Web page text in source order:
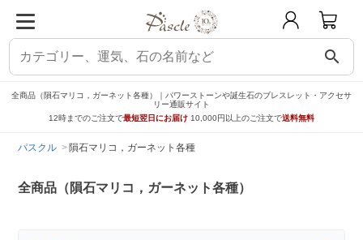
search
全商品（隕石マリコ，ガーネット各種）｜パワーストーンや誕生石のブレスレット・アクセサ
リー通販サイト
12時までのご注文で最短翌日にお届け 10,000円以上のご注文で送料無料
パスクル 隕石マリコ，ガーネット各種
全商品（隕石マリコ，ガーネット各種）